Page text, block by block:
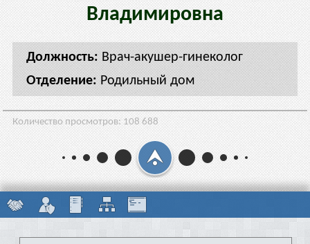
Владимировна
Врач-акушер-гинеколог
Родильный дом
Количество просмотров: 108 688